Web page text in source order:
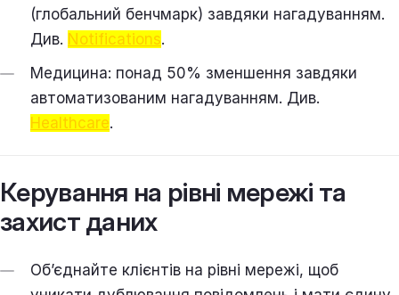
(глобальний бенчмарк) завдяки нагадуванням.
Див. Notifications.
Медицина: понад 50% зменшення завдяки
автоматизованим нагадуванням. Див.
Healthcare.
Керування на рівні мережі та
захист даних
Об’єднайте клієнтів на рівні мережі, щоб